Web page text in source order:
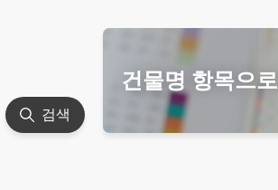
검색
건물명 항목으로